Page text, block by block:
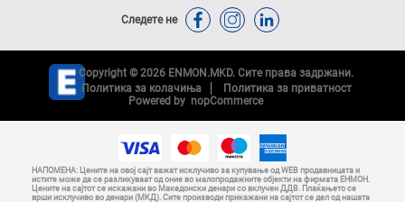
Следете не
Copyright © 2026 ENMON.MKD. Сите права задржани.
Политика за колачиња
Политика за приватност
Powered by nopCommerce
НАПОМЕНА: Цените на овој сајт важат исклучиво за купување од WEB продавницата и
истите може да се разликуваат од оние во малопродажните објекти на фирмата ЕНМОН.
Цените на сајтот се искажани во Македонски денари со вклучен ДДВ. Плаќањето се
врши исклучиво во денари (МКД). Сите производи прикажани на сајтот се дел од нашата